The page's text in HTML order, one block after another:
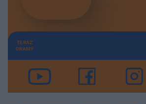
TERAZ
GRAMY